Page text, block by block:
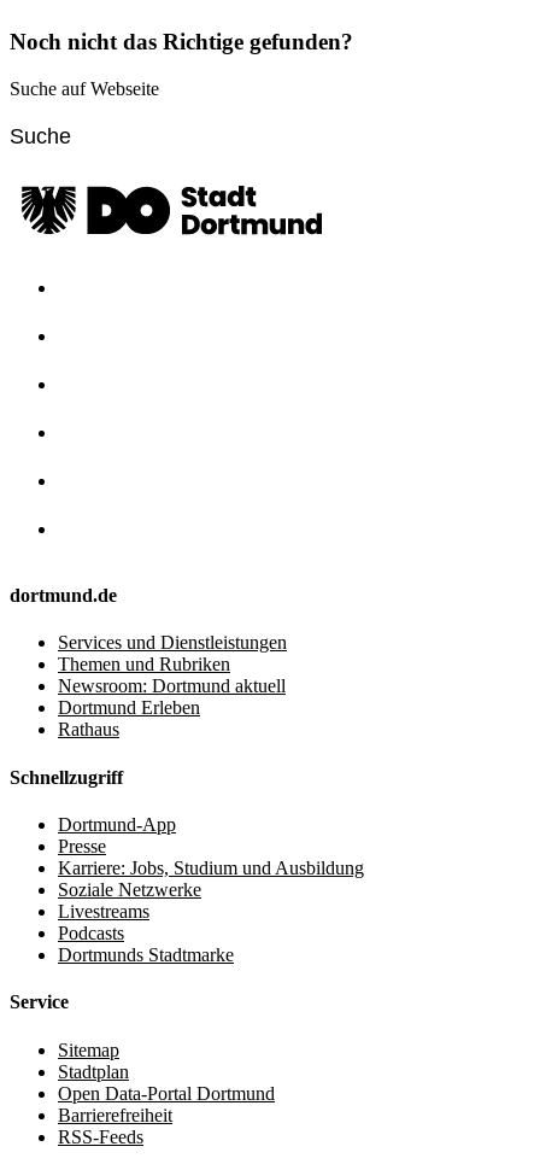
Noch nicht das Richtige gefunden?
Suche auf Webseite
dortmund.de
Services und Dienstleistungen
Themen und Rubriken
Newsroom: Dortmund aktuell
Dortmund Erleben
Rathaus
Schnellzugriff
Dortmund-App
Presse
Karriere: Jobs, Studium und Ausbildung
Soziale Netzwerke
Livestreams
Podcasts
Dortmunds Stadtmarke
Service
Sitemap
Stadtplan
Open Data-Portal Dortmund
Barrierefreiheit
RSS-Feeds